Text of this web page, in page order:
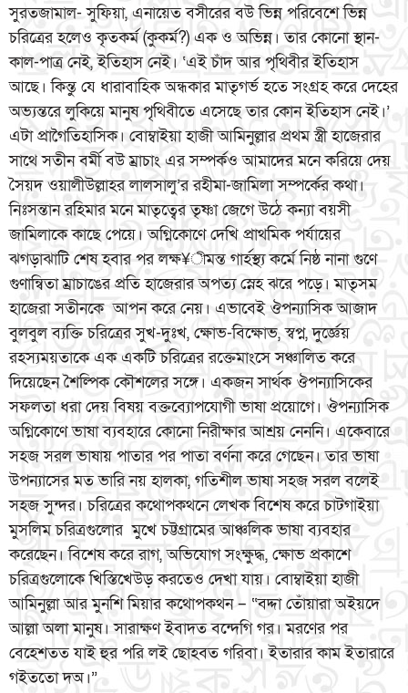
সুরতজামাল- সুফিয়া, এনায়েত বসীরের বউ ভিন্ন পরিবেশে ভিন্ন
চরিত্রের হলেও কৃতকর্ম (কুকর্ম?) এক ও অভিন্ন। তার কোনো স্থান-
কাল-পাত্র নেই, ইতিহাস নেই। ‘এই চাঁদ আর পৃথিবীর ইতিহাস
আছে। কিন্তু যে ধারাবাহিক অন্ধকার মাতৃগর্ভ হতে সংগ্রহ করে দেহের
অভ্যন্তরে লুকিয়ে মানুষ পৃথিবীতে এসেছে তার কোন ইতিহাস নেই।’
এটা প্রাগৈতিহাসিক। বোম্বাইয়া হাজী আমিনুল্লার প্রথম স্ত্রী হাজেরার
সাথে সতীন বর্মী বউ ম্রাচাং এর সম্পর্কও আমাদের মনে করিয়ে দেয়
সৈয়দ ওয়ালীউল্লাহর লালসালু’র রহীমা-জামিলা সম্পর্কের কথা।
নিঃসন্তান রহিমার মনে মাতৃত্বের তৃষ্ণা জেগে উঠে কন্যা বয়সী
জামিলাকে কাছে পেয়ে। অগ্নিকোণে দেখি প্রাথমিক পর্যায়ের
ঝগড়াঝাটি শেষ হবার পর লক্ষ¥ীমন্ত গার্হস্থ্য কর্মে নিষ্ঠ নানা গুণে
গুণান্বিতা ম্রাচাঙের প্রতি হাজেরার অপত্য স্নেহ ঝরে পড়ে। মাতৃসম
হাজেরা সতীনকে আপন করে নেয়। এভাবেই ঔপন্যাসিক আজাদ
বুলবুল ব্যক্তি চরিত্রের সুখ-দুঃখ, ক্ষোভ-বিক্ষোভ, স্বপ্ন, দুর্জ্ঞেয়
রহস্যময়তাকে এক একটি চরিত্রের রক্তেমাংসে সঞ্চালিত করে
দিয়েছেন শৈল্পিক কৌশলের সঙ্গে। একজন সার্থক ঔপন্যাসিকের
সফলতা ধরা দেয় বিষয় বক্তব্যোপযোগী ভাষা প্রয়োগে। ঔপন্যাসিক
অগ্নিকোণে ভাষা ব্যবহারে কোনো নিরীক্ষার আশ্রয় নেননি। একেবারে
সহজ সরল ভাষায় পাতার পর পাতা বর্ণনা করে গেছেন। তার ভাষা
উপন্যাসের মত ভারি নয় হালকা, গতিশীল ভাষা সহজ সরল বলেই
সহজ সুন্দর। চরিত্রের কথোপকথনে লেখক বিশেষ করে চাটগাইয়া
মুসলিম চরিত্রগুলোর মুখে চট্টগ্রামের আঞ্চলিক ভাষা ব্যবহার
করেছেন। বিশেষ করে রাগ, অভিযোগ সংক্ষুদ্ধ, ক্ষোভ প্রকাশে
চরিত্রগুলোকে খিস্তিখেউড় করতেও দেখা যায়। বোম্বাইয়া হাজী
আমিনুল্লা আর মুনশি মিয়ার কথোপকথন – “বদ্দা তোঁয়ারা অইয়দে
আল্লা অলা মানুষ। সারাক্ষণ ইবাদত বন্দেগি গর। মরণের পর
বেহেশতত যাই হুর পরি লই ছোহবত গরিবা। ইতারার কাম ইতারারে
গইততো দঅ।”